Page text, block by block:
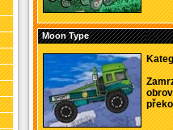
Moon Type